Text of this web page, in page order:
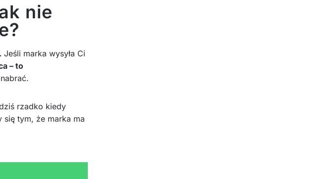
nie
Jeśli marka wysyła Ci
– to
rzadko kiedy
tym, że marka ma